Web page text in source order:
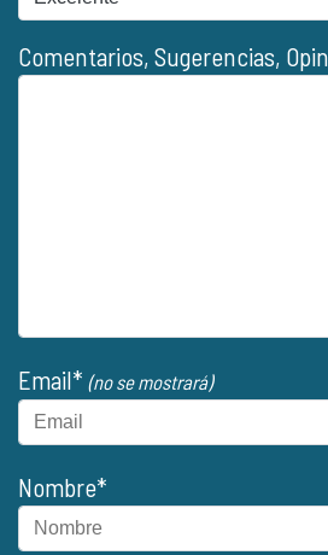
Comentarios, Sugerencias,
Email* (no se mostrará)
Nombre*